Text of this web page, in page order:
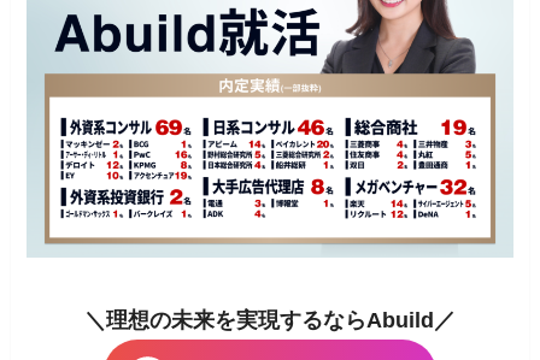
＼理想の未来を実現するならAbuild／